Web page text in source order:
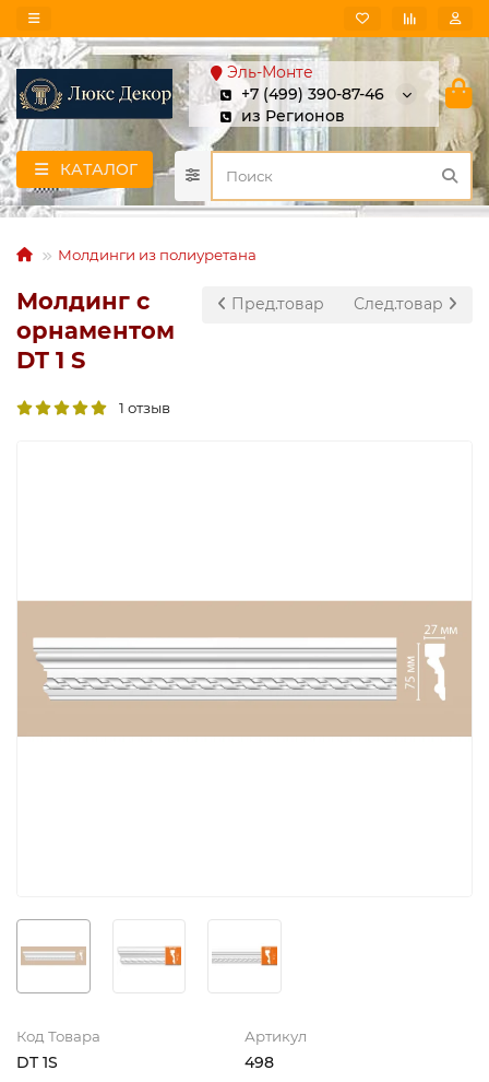
Эль-Монте
+7 (499) 390-87-46
из Регионов
КАТАЛОГ
Молдинги из полиуретана
Пред.товар След.товар
Молдинг с
орнаментом
DT 1 S
1 отзыв
Код Товара
DT 1S
Артикул
498